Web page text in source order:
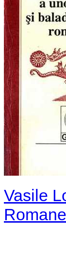
Vasile